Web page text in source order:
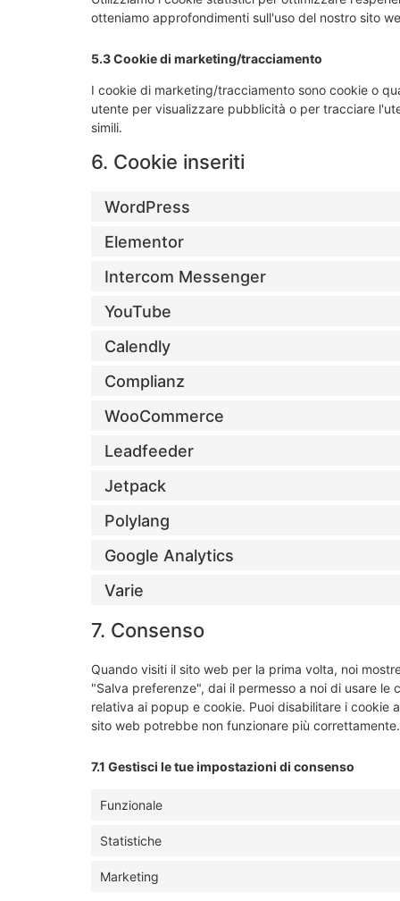
otteniamo approfondimenti sull'uso del nostro sito
5.3 Cookie di marketing/tracciamento
I cookie di marketing/tracciamento sono cookie o
utente per visualizzare pubblicità o per tracciare
simili.
6. Cookie inseriti
WordPress
Elementor
Intercom Messenger
YouTube
Calendly
Complianz
WooCommerce
Leadfeeder
Jetpack
Polylang
Google Analytics
Varie
7. Consenso
Quando visiti il sito web per la prima volta, noi
"Salva preferenze", dai il permesso a noi di usare
relativa ai popup e cookie. Puoi disabilitare i cookie
sito web potrebbe non funzionare più correttamente.
7.1 Gestisci le tue impostazioni di consenso
Funzionale
Statistiche
Marketing